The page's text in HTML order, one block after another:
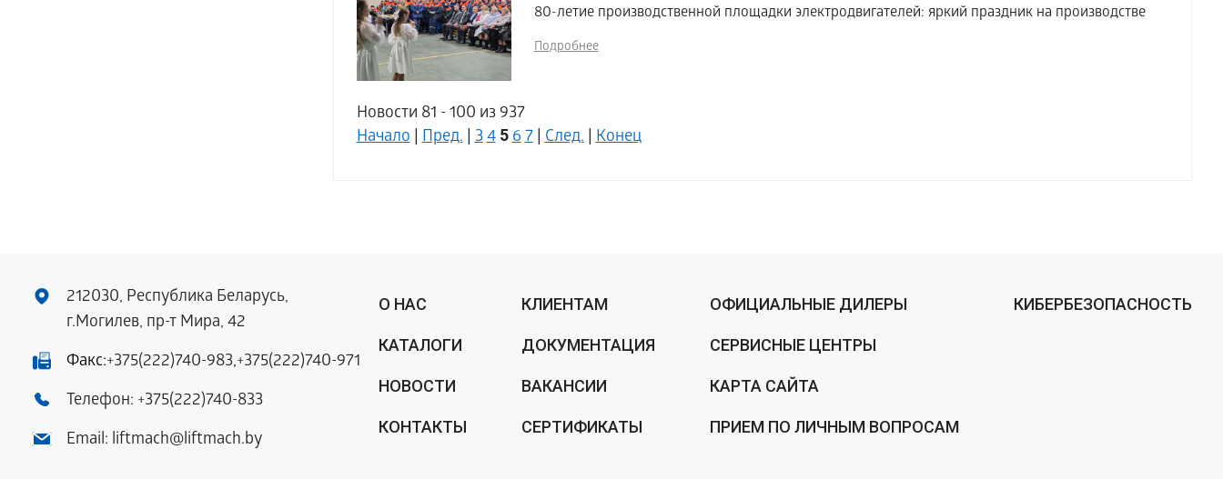
80-летие производственной площадки электродвигателей: яркий праздник на производстве
Подробнее
Новости 81 - 100 из 937
Начало|Пред.|34 567|След.|Конец
212030, Республика Беларусь,
г.Могилев, пр-т Мира, 42
Факс:+375(222)740-983,+375(222)740-971
Телефон: +375(222)740-833
Email: liftmach@liftmach.by
О НАС
КАТАЛОГИ
НОВОСТИ
КОНТАКТЫ
КЛИЕНТАМ
ДОКУМЕНТАЦИЯ
ВАКАНСИИ
СЕРТИФИКАТЫ
ОФИЦИАЛЬНЫЕ ДИЛЕРЫ
СЕРВИСНЫЕ ЦЕНТРЫ
КАРТА САЙТА
ПРИЕМ ПО ЛИЧНЫМ ВОПРОСАМ
КИБЕРБЕЗОПАСНОСТЬ